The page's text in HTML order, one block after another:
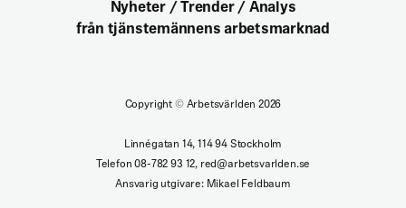
Nyheter / Trender / Analys
från tjänstemännens arbetsmarknad
Copyright ©Arbetsvärlden 2026
Linnégatan 14, 114 94 Stockholm
Telefon 08-782 93 12, red@arbetsvarlden.se
Ansvarig utgivare: Mikael Feldbaum